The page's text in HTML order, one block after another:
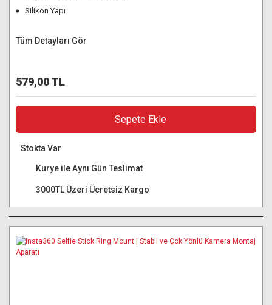
Silikon Yapı
Tüm Detayları Gör
579,00 TL
Sepete Ekle
Stokta Var
Kurye ile Aynı Gün Teslimat
3000TL Üzeri Ücretsiz Kargo